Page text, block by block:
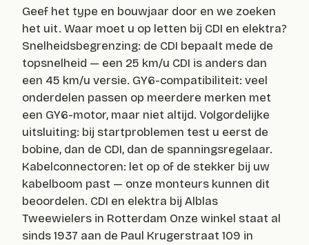
Geef het type en bouwjaar door en we zoeken
het uit. Waar moet u op letten bij CDI en elektra?
Snelheidsbegrenzing: de CDI bepaalt mede de
topsnelheid — een 25 km/u CDI is anders dan
een 45 km/u versie. GY6-compatibiliteit: veel
onderdelen passen op meerdere merken met
een GY6-motor, maar niet altijd. Volgordelijke
uitsluiting: bij startproblemen test u eerst de
bobine, dan de CDI, dan de spanningsregelaar.
Kabelconnectoren: let op of de stekker bij uw
kabelboom past — onze monteurs kunnen dit
beoordelen. CDI en elektra bij Alblas
Tweewielers in Rotterdam Onze winkel staat al
sinds 1937 aan de Paul Krugerstraat 109 in